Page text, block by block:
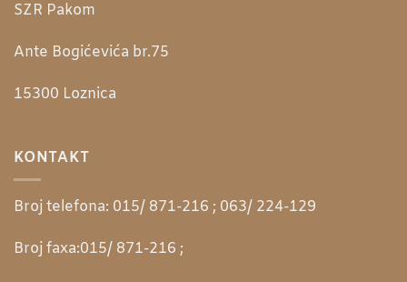
SZR Pakom
Ante Bogićevića br.75
15300 Loznica
KONTAKT
Broj telefona: 015/ 871-216 ; 063/ 224-129
Broj faxa:015/ 871-216 ;